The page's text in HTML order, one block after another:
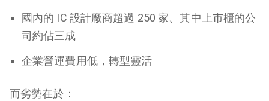
國內的 IC 設計廠商超過 250 家、其中上市櫃的公
司約佔三成
企業營運費用低，轉型靈活
而劣勢在於：